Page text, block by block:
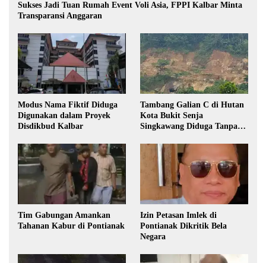
Sukses Jadi Tuan Rumah Event Voli Asia, FPPI Kalbar Minta
Transparansi Anggaran
Modus Nama Fiktif Diduga
Digunakan dalam Proyek
Disdikbud Kalbar
Tambang Galian C di Hutan
Kota Bukit Senja
Singkawang Diduga Tanpa
Tim Gabungan Amankan
Tahanan Kabur di Pontianak
Izin Petasan Imlek di
Pontianak Dikritik Bela
Negara